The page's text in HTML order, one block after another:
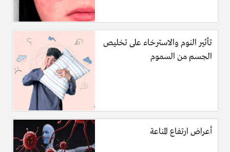
تأثير النوم والاسترخاء على تخليص
الجسم من السموم
أعراض ارتفاع المناعة